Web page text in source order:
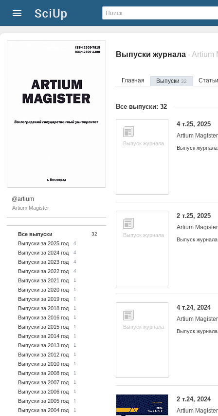
@artium
Artium Magister
Все выпуски 32
Выпуски за 2025 год 4
Выпуски за 2024 год 4
Выпуски за 2023 год 4
Выпуски за 2022 год 4
Выпуски за 2021 год 1
Выпуски за 2020 год 1
Выпуски за 2019 год 1
Выпуски за 2018 год 1
Выпуски за 2016 год 1
Выпуски за 2015 год 1
Выпуски за 2014 год 1
Выпуски за 2013 год 1
Выпуски за 2012 год 1
Выпуски за 2010 год 1
Выпуски за 2008 год 1
Выпуски за 2007 год 1
Выпуски за 2006 год 1
Выпуски за 2005 год 1
Выпуски за 2004 год 1
Выпуски журнала - Artium
Главная Выпуски 32
Все выпуски: 32
Выпуск журнала
4 т.25, 2025
Artium Magister
Выпуск журнала
Выпуск журнала
2 т.25, 2025
Artium Magister
Выпуск журнала
Выпуск журнала
4 т.24, 2024
Artium Magister
Выпуск журнала
2 т.24, 2024
Artium Magister